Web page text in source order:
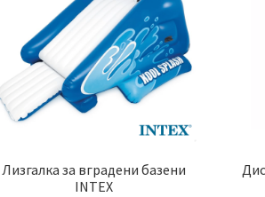
Лизгалка за вградени базени
INTEX